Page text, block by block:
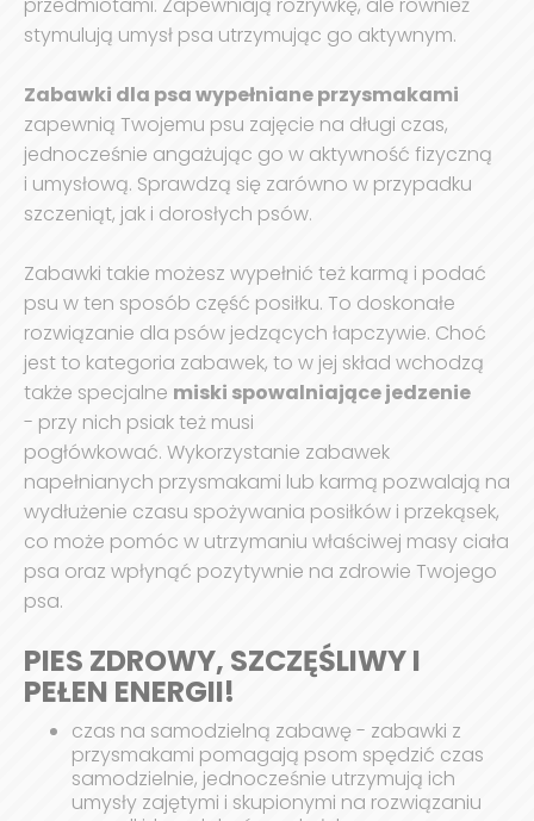
stymulują umysł psa utrzymując go aktywnym.
Zabawki dla psa wypełniane przysmakami
zapewnią Twojemu psu zajęcie na długi czas,
jednocześnie angażując go w aktywność fizyczną
i umysłową. Sprawdzą się zarówno w przypadku
szczeniąt, jak i dorosłych psów.
Zabawki takie możesz wypełnić też karmą i podać
psu w ten sposób część posiłku. To doskonałe
rozwiązanie dla psów jedzących łapczywie. Choć
jest to kategoria zabawek, to w jej skład wchodzą
także specjalne miski spowalniające jedzenie
- przy nich psiak też musi
pogłówkować. Wykorzystanie zabawek
napełnianych przysmakami lub karmą pozwalają na
wydłużenie czasu spożywania posiłków i przekąsek,
co może pomóc w utrzymaniu właściwej masy ciała
psa oraz wpłynąć pozytywnie na zdrowie Twojego
psa.
PIES ZDROWY, SZCZĘŚLIWY I
PEŁEN ENERGII!
czas na samodzielną zabawę - zabawki z
przysmakami pomagają psom spędzić czas
samodzielnie, jednocześnie utrzymują ich
umysły zajętymi i skupionymi na rozwiązaniu